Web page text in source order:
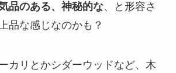
品のある、神秘的な、と形容さ
品な感じなのかも？
カリとかシダーウッドなど、木